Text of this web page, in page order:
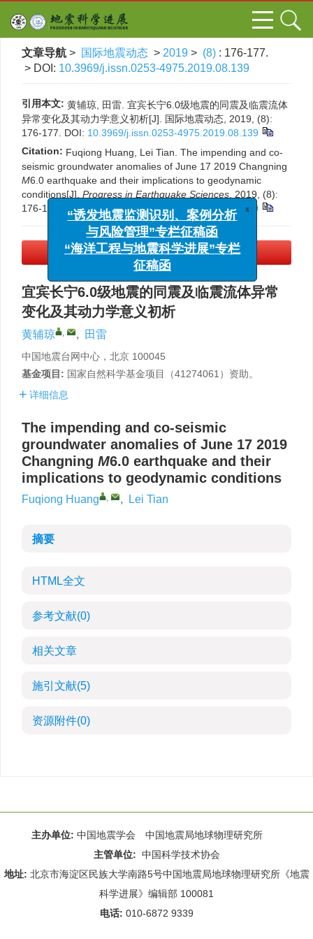
文章导航 > 国际地震动态 > 2019 > (8) : 176-177.
> DOI: 10.3969/j.issn.0253-4975.2019.08.139
引用本文: 黄辅琼, 田雷. 宜宾长宁6.0级地震的同震及临震流体
异常变化及其动力学意义初析[J]. 国际地震动态, 2019, (8):
176-177. DOI: 10.3969/j.issn.0253-4975.2019.08.139
Citation: Fuqiong Huang, Lei Tian. The impending and co-
seismic groundwater anomalies of June 17 2019 Changning
M6.0 earthquake and their implications to geodynamic
conditions[J]. Progress in Earthquake Sciences , 2019, (8):
176-177.
DOI: 10.3969/j.issn.0253-4975.2019.08.139
PDF下载(204 KB)
宜宾长宁6.0级地震的同震及临震流体异常
变化及其动力学意义初析
黄辅琼 , , 田雷
中国地震台网中心，北京 100045
基金项目: 国家自然科学基金项目（41274061）资助。
详细信息
The impending and co-seismic
groundwater anomalies of June 17 2019
Changning M6.0 earthquake and their
implications to geodynamic conditions
Fuqiong Huang , , Lei Tian
摘要
HTML全文
参考文献(0)
相关文章
施引文献(5)
资源附件(0)
主办单位: 中国地震学会 中国地震局地球物理研究所
主管单位: 中国科学技术协会
地址: 北京市海淀区民族大学南路5号中国地震局地球物理研究所《地震
科学进展》编辑部 100081
电话: 010-6872 9339
“诱发地震监测识别、案例分析
与风险管理”专栏征稿函
“海洋工程与地震科学进展”专栏
征稿函